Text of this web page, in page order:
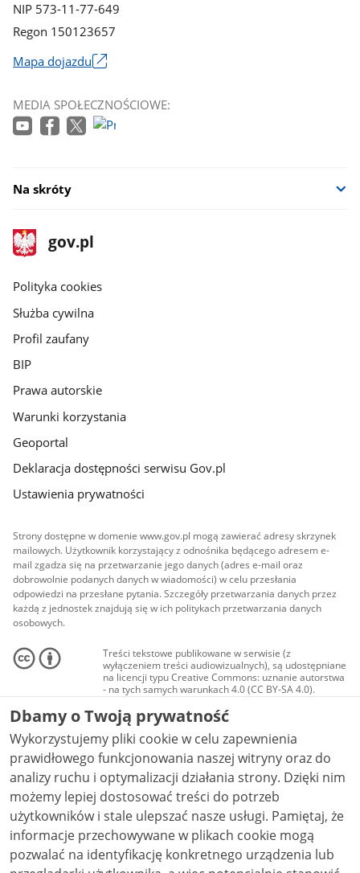
NIP 573-11-77-649
Regon 150123657
Mapa dojazdu
się
w
MEDIA SPOŁECZNOŚCIOWE:
Na skróty
stopka
gov.pl
Strona
gov.pl
gov.pl
Polityka cookies
Służba cywilna
Profil zaufany
BIP
Prawa autorskie
Warunki korzystania
Geoportal
Deklaracja dostępności serwisu Gov.pl
Ustawienia prywatności
Strony dostępne w domenie www.gov.pl mogą zawierać adresy skrzynek
mailowych. Użytkownik korzystający z odnośnika będącego adresem e-
mail zgadza się na przetwarzanie jego danych (adres e-mail oraz
dobrowolnie podanych danych w wiadomości) w celu przesłania
odpowiedzi na przesłane pytania. Szczegóły przetwarzania danych przez
każdą z jednostek znajdują się w ich politykach przetwarzania danych
osobowych.
Treści tekstowe publikowane w serwisie (z
wyłączeniem treści audiowizualnych), są udostępniane
na licencji typu Creative Commons: uznanie autorstwa
- na tych samych warunkach 4.0 (CC BY-SA 4.0).
Materiały audiowizualne, w tym zdjęcia, materiały
audio i wideo, są udostępniane na licencji typu
Creative Commons: uznanie autorstwa użycie
niekomercyjne - bez utworów zależnych 4.0 (CC BY-
NC-ND 4.0), o ile nie jest to stwierdzone inaczej.
Dbamy o Twoją prywatność
Wykorzystujemy pliki cookie w celu zapewnienia
prawidłowego funkcjonowania naszej witryny oraz do
analizy ruchu i optymalizacji działania strony. Dzięki nim
możemy lepiej dostosować treści do potrzeb
użytkowników i stale ulepszać nasze usługi. Pamiętaj, że
informacje przechowywane w plikach cookie mogą
pozwalać na identyfikację konkretnego urządzenia lub